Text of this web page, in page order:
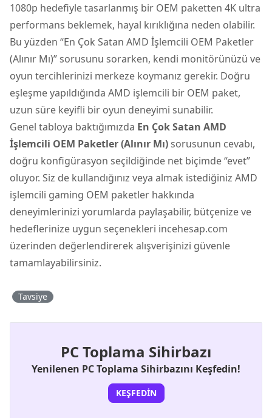
1080p hedefiyle tasarlanmış bir OEM paketten 4K ultra
performans beklemek, hayal kırıklığına neden olabilir.
Bu yüzden “En Çok Satan AMD İşlemcili OEM Paketler
(Alınır Mı)” sorusunu sorarken, kendi monitörünüzü ve
oyun tercihlerinizi merkeze koymanız gerekir. Doğru
eşleşme yapıldığında AMD işlemcili bir OEM paket,
uzun süre keyifli bir oyun deneyimi sunabilir.
Genel tabloya baktığımızda En Çok Satan AMD
İşlemcili OEM Paketler (Alınır Mı)sorusunun cevabı,
doğru konfigürasyon seçildiğinde net biçimde “evet”
oluyor. Siz de kullandığınız veya almak istediğiniz AMD
işlemcili gaming OEM paketler hakkında
deneyimlerinizi yorumlarda paylaşabilir, bütçenize ve
hedeflerinize uygun seçenekleri incehesap.com
üzerinden değerlendirerek alışverişinizi güvenle
tamamlayabilirsiniz.
Tavsiye
PC Toplama Sihirbazı
Yenilenen PC Toplama Sihirbazını Keşfedin!
KEŞFEDIN